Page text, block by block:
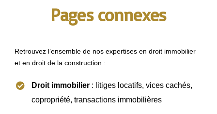
Pages connexes
Retrouvez l’ensemble de nos expertises en droit immobilier
et en droit de la construction :
Droit immobilier : litiges locatifs, vices cachés,
copropriété, transactions immobilières